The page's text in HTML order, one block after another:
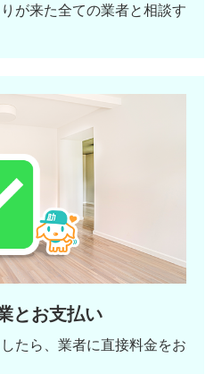
が来た全ての業者と相談す
とお支払い
たら、業者に直接料金をお